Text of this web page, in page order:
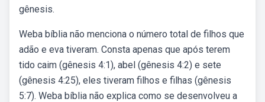
gênesis.
Weba bíblia não menciona o número total de filhos que
adão e eva tiveram. Consta apenas que após terem
tido caim (gênesis 4:1), abel (gênesis 4:2) e sete
(gênesis 4:25), eles tiveram filhos e filhas (gênesis
5:7). Weba bíblia não explica como se desenvolveu a